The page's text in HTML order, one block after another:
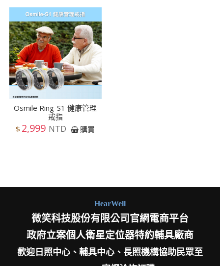
Osmile Ring-S1 健康管理
戒指
$ 2,999 NTD 購買
HearWell
微笑科技股份有限公司官網電商平台
政府立案個人衛星定位器特約輔具廠商
歡迎日照中心、輔具中心、長照機構協助民眾至